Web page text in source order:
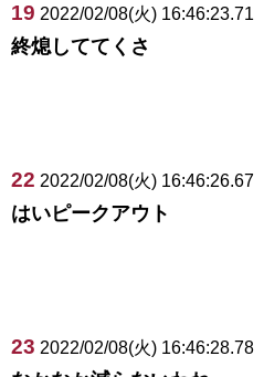
19 2022/02/08(火) 16:46:23.71
終熄しててくさ
22 2022/02/08(火) 16:46:26.67
はいピークアウト
23 2022/02/08(火) 16:46:28.78